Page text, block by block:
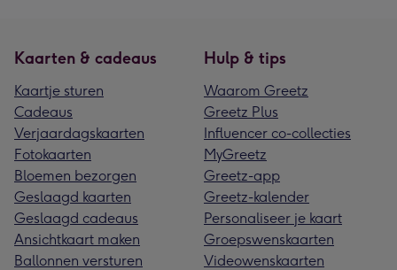
Kaarten & cadeaus
Kaartje sturen
Cadeaus
Verjaardagskaarten
Fotokaarten
Bloemen bezorgen
Geslaagd kaarten
Geslaagd cadeaus
Ansichtkaart maken
Ballonnen versturen
Hulp & tips
Waarom Greetz
Greetz Plus
Influencer co-collecties
MyGreetz
Greetz-app
Greetz-kalender
Personaliseer je kaart
Groepswenskaarten
Videowenskaarten